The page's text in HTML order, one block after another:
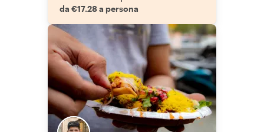
da €17.28 a persona